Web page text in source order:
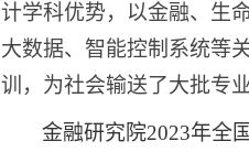
计学科优势，以金融、生
大数据、智能控制系统等
训，为社会输送了大批专业
金融研究院2023年全